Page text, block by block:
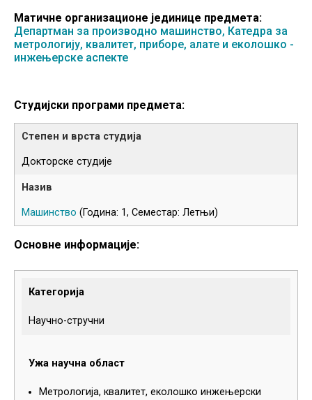
Матичне организационе јединице предмета:
Департман за производно машинство, Катедра за
метрологију, квалитет, приборе, алате и еколошко -
инжењерске аспекте
Студијски програми предмета:
Докторске студије
Машинство (Година: 1, Семестар: Летњи)
Основне информације:
Категорија
Научно-стручни
Ужа научна област
Метрологија, квалитет, еколошко инжењерски